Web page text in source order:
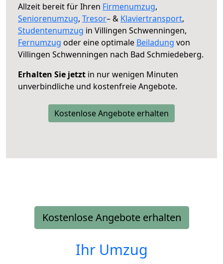
Allzeit bereit für Ihren Firmenumzug,
Seniorenumzug, Tresor– & Klaviertransport,
Studentenumzug in Villingen Schwenningen,
Fernumzug oder eine optimale Beiladung von
Villingen Schwenningen nach Bad Schmiedeberg.
Erhalten Sie jetzt in nur wenigen Minuten
unverbindliche und kostenfreie Angebote.
Kostenlose Angebote erhalten
Kostenlose Angebote erhalten
Ihr Umzug